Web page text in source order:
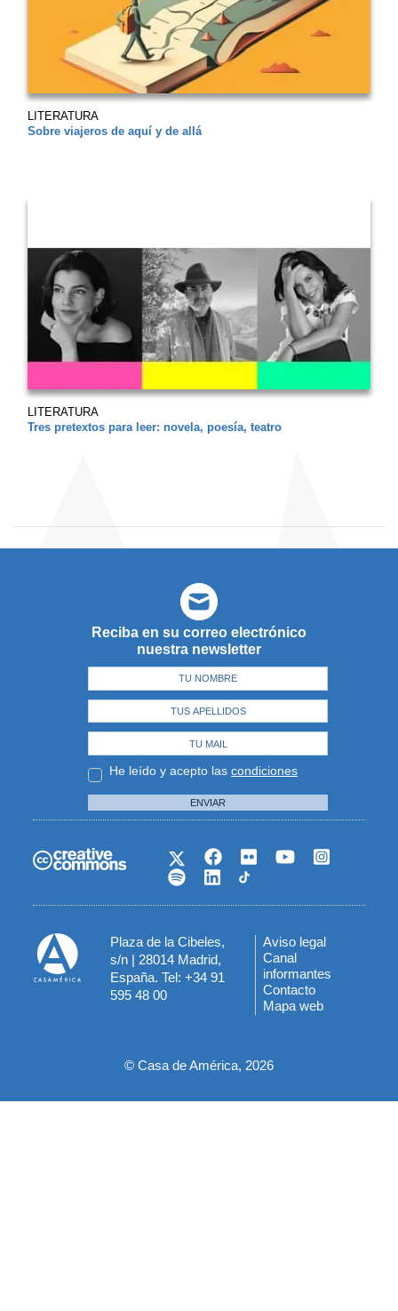
LITERATURA
Sobre viajeros de aquí y de allá
LITERATURA
Tres pretextos para leer: novela, poesía, teatro
Reciba en su correo electrónico
nuestra newsletter
He leído y acepto las condiciones
ENVIAR
Plaza de la Cibeles,
s/n | 28014 Madrid,
España. Tel: +34 91
595 48 00
Menú
del
pie
Aviso legal
Canal
informantes
Contacto
Mapa web
© Casa de América, 2026